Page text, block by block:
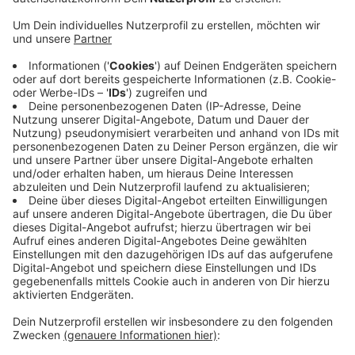
In Stolberg hat womöglich ein 36-jähriger Mann
die Polizei ihn schnappen können, teilen die Beamten
mit. Die Frau hatte den Tatverdächtigen in den letzten
Tagen beim Aufkleben der Sticker beobachtet und in
der Nacht im Bereich des Burg Centers wiedererkannt.
Der Staatsschutz ermittelt jetzt gegen ihn. Auf den
Aufklebern stand "Wir lieben Deutschland" und
"Deutsche Patrioten mit Migrationshintergrund". Die
Stadt Stolberg will alle Aufkleber entfernen lassen
und hat Anzeige erstattet.
Anzeige